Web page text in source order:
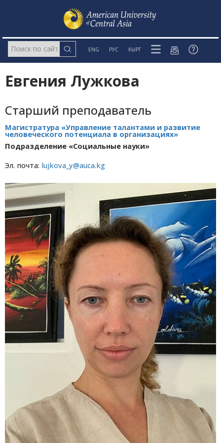
ENG РУС КЫРГ
Евгения Лужкова
Cтарший преподаватель
Магистратура «Управление талантами и развитие
человеческого потенциала в организациях»
Подразделение «Социальные науки»
Эл. почта: lujkova_y@auca.kg